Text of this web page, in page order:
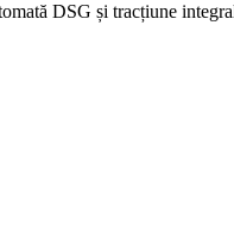
DSG și tracțiune